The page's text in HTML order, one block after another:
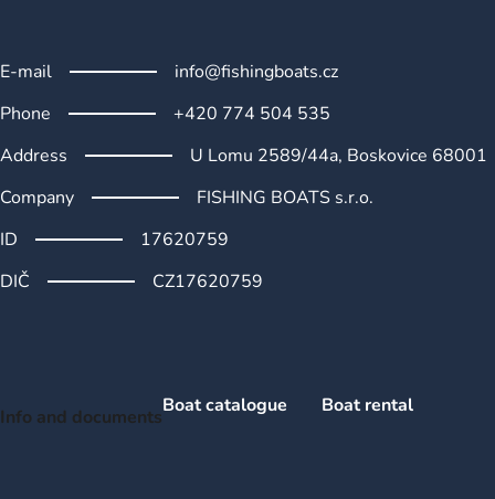
s
E-mail
info@fishingboats.cz
Phone
+420 774 504 535
Address
U Lomu 2589/44a, Boskovice 68001
Company
FISHING BOATS s.r.o.
ID
17620759
DIČ
CZ17620759
Info and documentsBoat catalogue Boat rental